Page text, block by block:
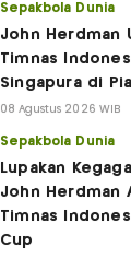
Sepakbola Dunia
John Herdman
Timnas
Singapura di
08 Agustus 2026 WIB
Sepakbola Dunia
Lupakan
John Herdman
Timnas
Cup